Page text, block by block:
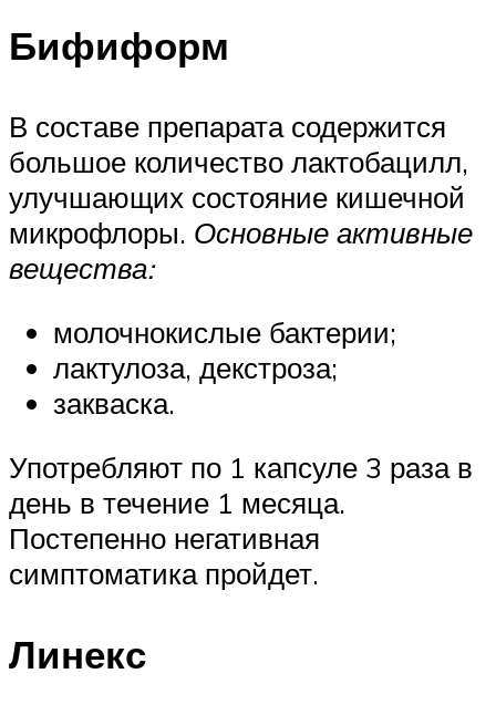
Бифиформ
В составе препарата содержится
большое количество лактобацилл,
улучшающих состояние кишечной
микрофлоры. Основные активные
вещества:
молочнокислые бактерии;
лактулоза, декстроза;
закваска.
Употребляют по 1 капсуле 3 раза в
день в течение 1 месяца.
Постепенно негативная
симптоматика пройдет.
Линекс